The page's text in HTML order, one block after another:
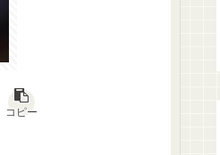
コピー